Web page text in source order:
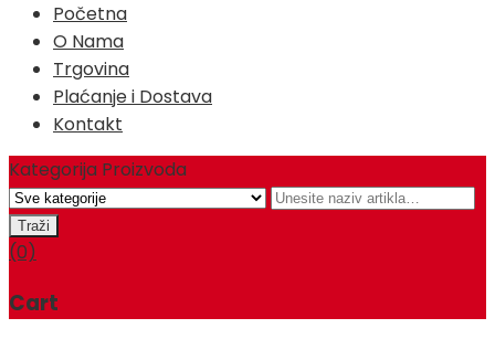
Početna
O Nama
Trgovina
Plaćanje i Dostava
Kontakt
Kategorija Proizvoda
(0)
Cart